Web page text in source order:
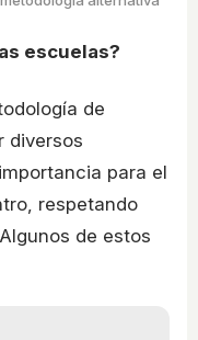
escuelas?
de
diversos
para el
respetando
de estos